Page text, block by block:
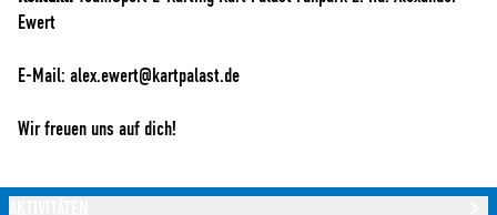
Ewert
E-Mail: alex.ewert@kartpalast.de
Wir freuen uns auf dich!